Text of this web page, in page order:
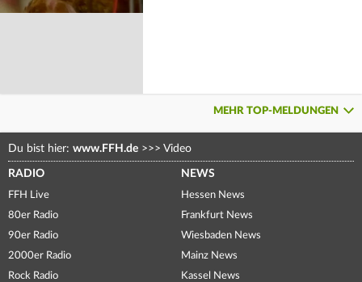
MEHR TOP-MELDUNGEN
Du bist hier: www.FFH.de >>> Video
RADIO
FFH Live
80er Radio
90er Radio
2000er Radio
Rock Radio
NEWS
Hessen News
Frankfurt News
Wiesbaden News
Mainz News
Kassel News